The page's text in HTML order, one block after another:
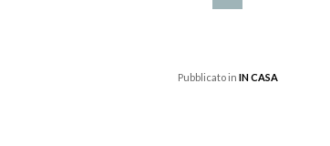
Pubblicato in IN CASA